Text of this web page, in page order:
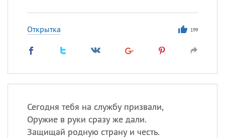
Открытка 199
Сегодня тебя на службу призвали,
Оружие в руки сразу же дали.
Защищай родную страну и честь.